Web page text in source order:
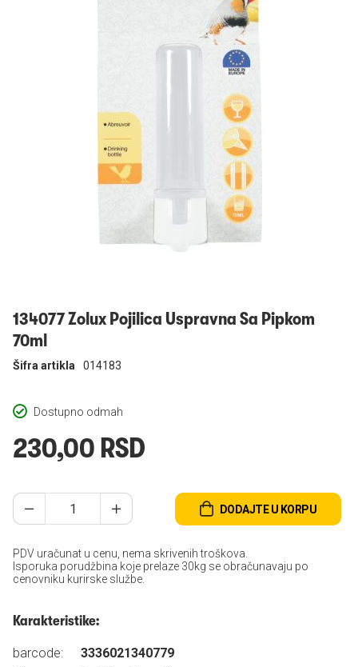
134077 Zolux Pojilica Uspravna Sa Pipkom
70ml
Dostupno odmah
Šifra artikla 014183
230,00 RSD
DODAJTE U KORPU
PDV uračunat u cenu, nema skrivenih troškova.
Isporuka porudžbina koje prelaze 30kg se obračunavaju po
cenovniku kurirske službe.
Karakteristike:
barcode:
3336021340779